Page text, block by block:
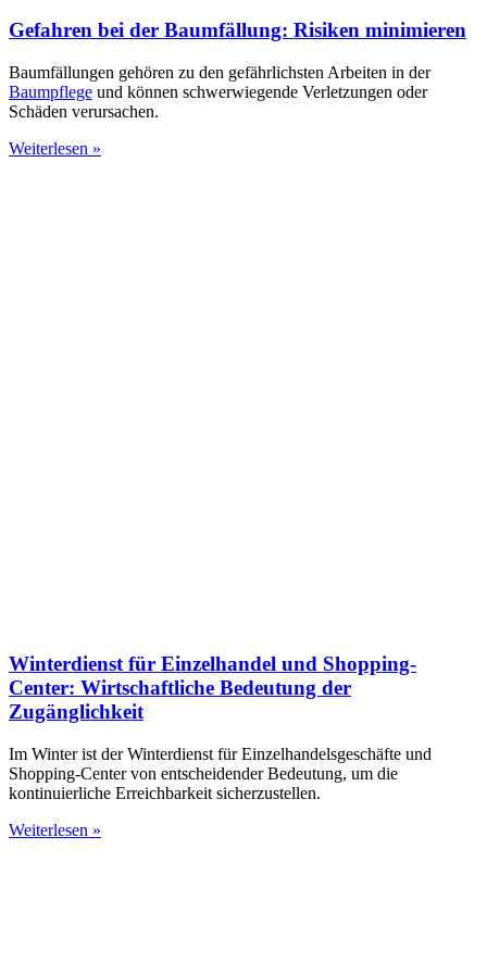
Gefahren bei der Baumfällung: Risiken minimieren
Baumfällungen gehören zu den gefährlichsten Arbeiten in der
Baumpflege und können schwerwiegende Verletzungen oder
Schäden verursachen.
Weiterlesen »
Winterdienst für Einzelhandel und Shopping-
Center: Wirtschaftliche Bedeutung der
Zugänglichkeit
Im Winter ist der Winterdienst für Einzelhandelsgeschäfte und
Shopping-Center von entscheidender Bedeutung, um die
kontinuierliche Erreichbarkeit sicherzustellen.
Weiterlesen »